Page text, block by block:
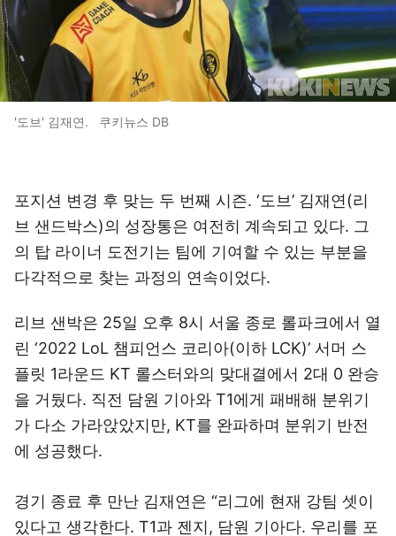
'도브' 김재연. 쿠키뉴스 DB
포지션 변경 후 맞는 두 번째 시즌. ‘도브’ 김재연(리
브 샌드박스)의 성장통은 여전히 계속되고 있다. 그
의 탑 라이너 도전기는 팀에 기여할 수 있는 부분을
다각적으로 찾는 과정의 연속이었다.
리브 샌박은 25일 오후 8시 서울 종로 롤파크에서 열
린 ‘2022 LoL 챔피언스 코리아(이하 LCK)’ 서머 스
플릿 1라운드 KT 롤스터와의 맞대결에서 2대 0 완승
을 거뒀다. 직전 담원 기아와 T1에게 패배해 분위기
가 다소 가라앉았지만, KT를 완파하며 분위기 반전
에 성공했다.
경기 종료 후 만난 김재연은 “리그에 현재 강팀 셋이
있다고 생각한다. T1과 젠지, 담원 기아다. 우리를 포